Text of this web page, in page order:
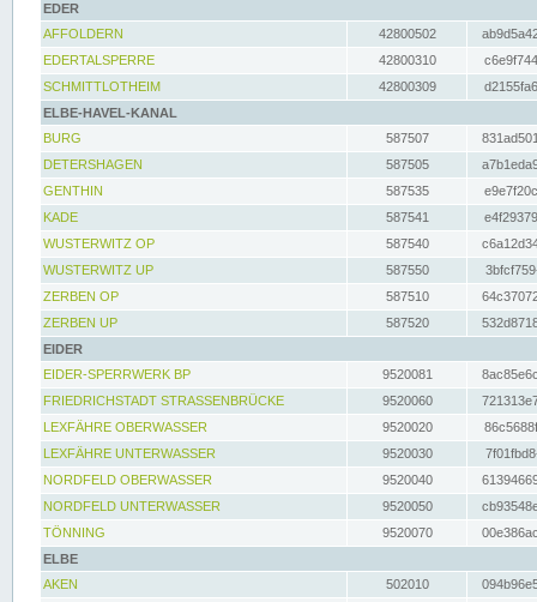
EDER
AFFOLDERN
42800502
EDERTALSPERRE
42800310
SCHMITTLOTHEIM
42800309
ELBE-HAVEL-KANAL
BURG
587507
DETERSHAGEN
587505
GENTHIN
587535
KADE
587541
WUSTERWITZ OP
587540
WUSTERWITZ UP
587550
ZERBEN OP
587510
ZERBEN UP
587520
EIDER
EIDER-SPERRWERK BP
9520081
FRIEDRICHSTADT STRASSENBRÜCKE
9520060
LEXFÄHRE OBERWASSER
9520020
LEXFÄHRE UNTERWASSER
9520030
NORDFELD OBERWASSER
9520040
NORDFELD UNTERWASSER
9520050
TÖNNING
9520070
ELBE
AKEN
502010